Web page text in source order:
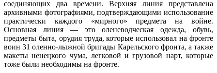
соединяющих два времени. Верхняя линия представлена
архивными фотографиями, подтверждающими использование
практически каждого «мирного» предмета на войне.
Основная линия — это оленеводческая одежда, обувь,
предметы быта, орудия труда, которые использовал на фронте
воин 31 оленно-лыжной бригады Карельского фронта, а также
макеты ненецкого чума, легковой и грузовой нарт, которые
тоже были необходимы на фронте.